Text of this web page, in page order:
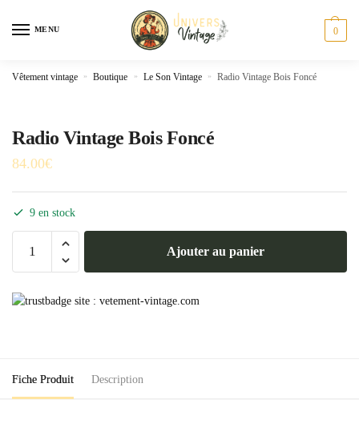
MENU 0
Vêtement vintage » Boutique » Le Son Vintage » Radio Vintage Bois Foncé
Radio Vintage Bois Foncé
84.00€
9 en stock
Vintage
Ajouter au panier
Fiche Produit Description